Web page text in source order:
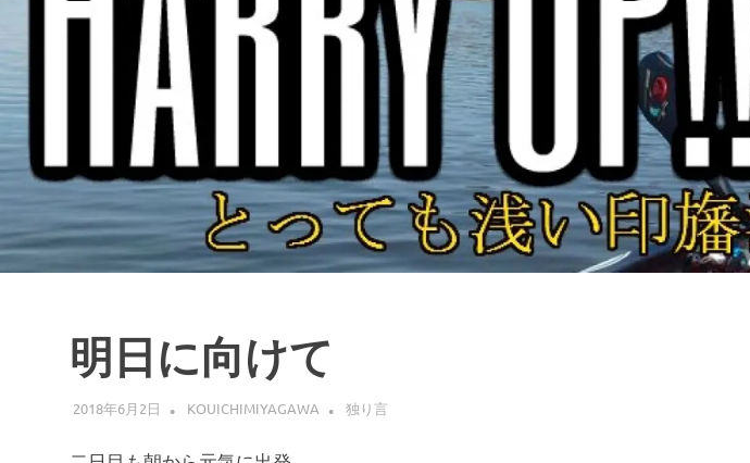
明日に向けて
2018年6月2日 KOUICHIMIYAGAWA 独り言